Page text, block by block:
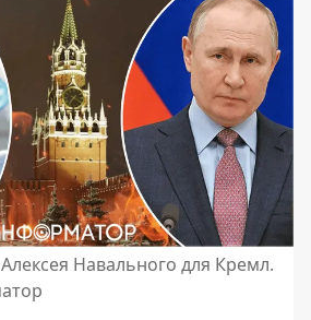
Навального для Кремл.